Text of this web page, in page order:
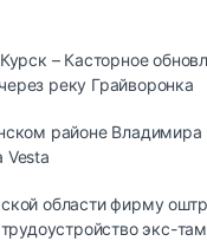
– Касторное
реку Грайворонка
районе
Vesta
области фирму
экс-